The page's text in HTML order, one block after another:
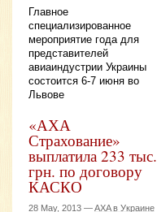
Главное
специализированное
мероприятие года для
представителей
авиаиндустрии Украины
состоится 6-7 июня во
Львове
«АХА
Страхование»
выплатила 233 тыс.
грн. по договору
КАСКО
28 May, 2013 —AXA в Украине